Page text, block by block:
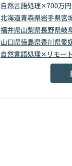
自然言語処理✕700万
北海道青森県岩手県宮
福井県山梨県長野県岐
山口県徳島県香川県愛
自然言語処理✕リモー